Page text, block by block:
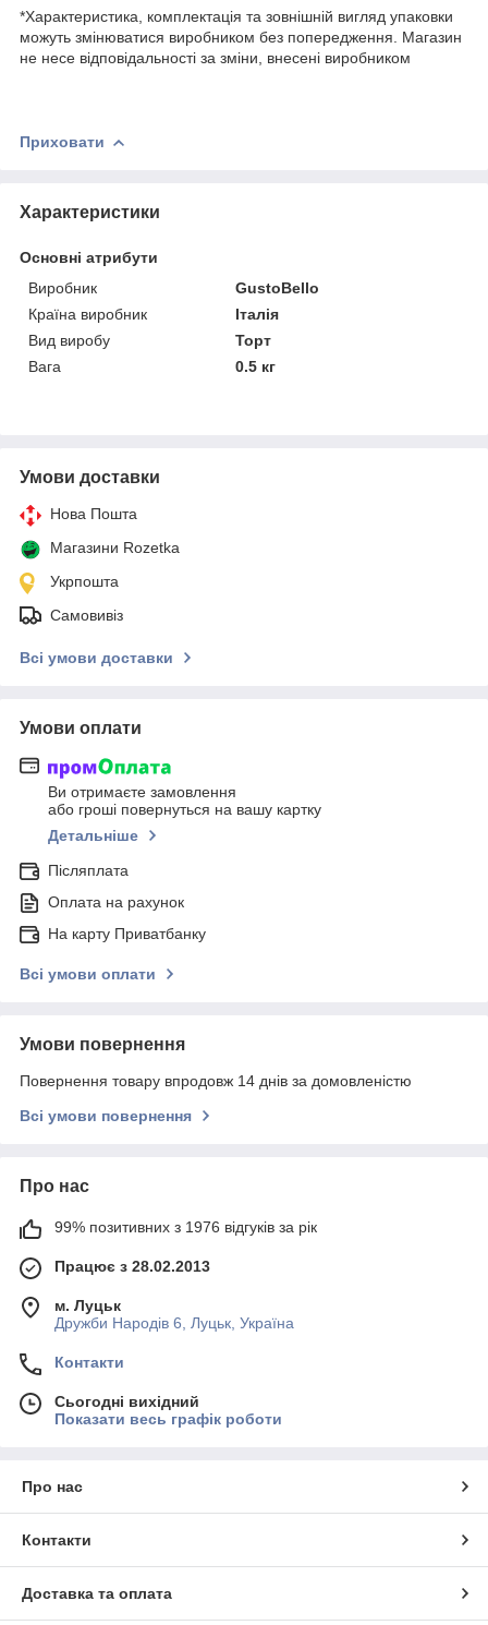
*Характеристика, комплектація та зовнішній вигляд упаковки
можуть змінюватися виробником без попередження. Магазин
не несе відповідальності за зміни, внесені виробником
Приховати
Характеристики
Основні атрибути
Виробник
GustoBello
Країна виробник
Італія
Вид виробу
Торт
Вага
0.5 кг
Умови доставки
Нова Пошта
Магазини Rozetka
Укрпошта
Самовивіз
Всі умови доставки
Умови оплати
Ви отримаєте замовлення
або гроші повернуться на вашу картку
Детальніше
Післяплата
Оплата на рахунок
На карту Приватбанку
Всі умови оплати
Умови повернення
Повернення товару впродовж 14 днів за домовленістю
Всі умови повернення
Про нас
99% позитивних з 1976 відгуків за рік
Працює з 28.02.2013
м. Луцьк
Дружби Народів 6, Луцьк, Україна
Контакти
Сьогодні вихідний
Показати весь графік роботи
Про нас
Контакти
Доставка та оплата